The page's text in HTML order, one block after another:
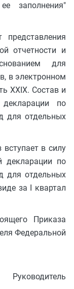
заполнения"
отчетности и
для
в электронном
XXIX. Состав и
декларации по
для отдельных
в силу
декларации по
для отдельных
за I квартал
Приказа
Федеральной
Руководитель